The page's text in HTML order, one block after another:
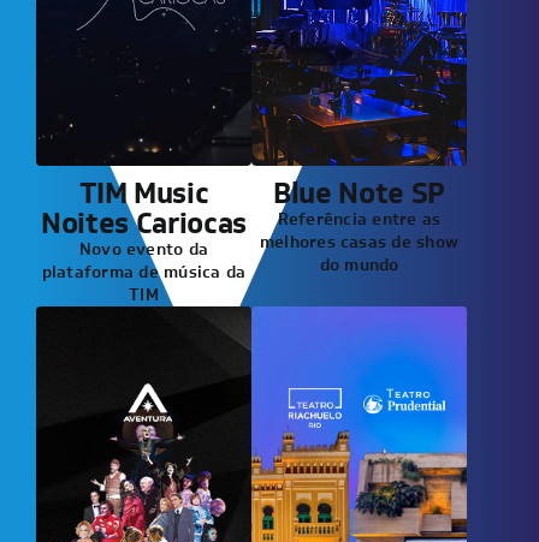
TIM Music
Noites Cariocas
Novo evento da
plataforma de música da
TIM
Blue Note SP
Referência entre as
melhores casas de show
do mundo